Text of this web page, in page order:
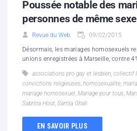
Poussée notable des
personnes de même
Revue du Web 09/02/2015
Désormais, les mariages homosexuels
unions enregistrées à Marseille, contre
associations pro gay et lesbien, collectif
convictions religieuses, homosexualite,
mariage homosexuel, Mariage pour tous,
Sabrina Hout, Samia Ghali
EN SAVOIR PLUS